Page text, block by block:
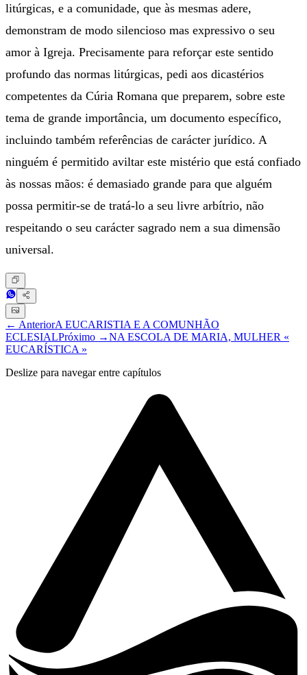
litúrgicas, e a comunidade, que às mesmas adere,
demonstram de modo silencioso mas expressivo o seu
amor à Igreja. Precisamente para reforçar este sentido
profundo das normas litúrgicas, pedi aos dicastérios
competentes da Cúria Romana que preparem, sobre este
tema de grande importância, um documento específico,
incluindo também referências de carácter jurídico. A
ninguém é permitido aviltar este mistério que está confiado
às nossas mãos: é demasiado grande para que alguém
possa permitir-se de tratá-lo a seu livre arbítrio, não
respeitando o seu carácter sagrado nem a sua dimensão
universal.
← AnteriorA EUCARISTIA E A COMUNHÃO
ECLESIALPróximo →NA ESCOLA DE MARIA, MULHER «
EUCARÍSTICA »
Deslize para navegar entre capítulos